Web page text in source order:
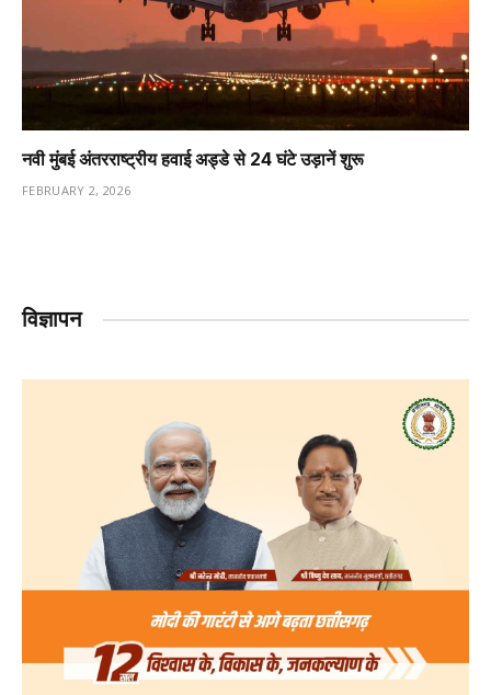
नवी मुंबई अंतरराष्ट्रीय हवाई अड्डे से 24 घंटे उड़ानें शुरू
FEBRUARY 2, 2026
विज्ञापन